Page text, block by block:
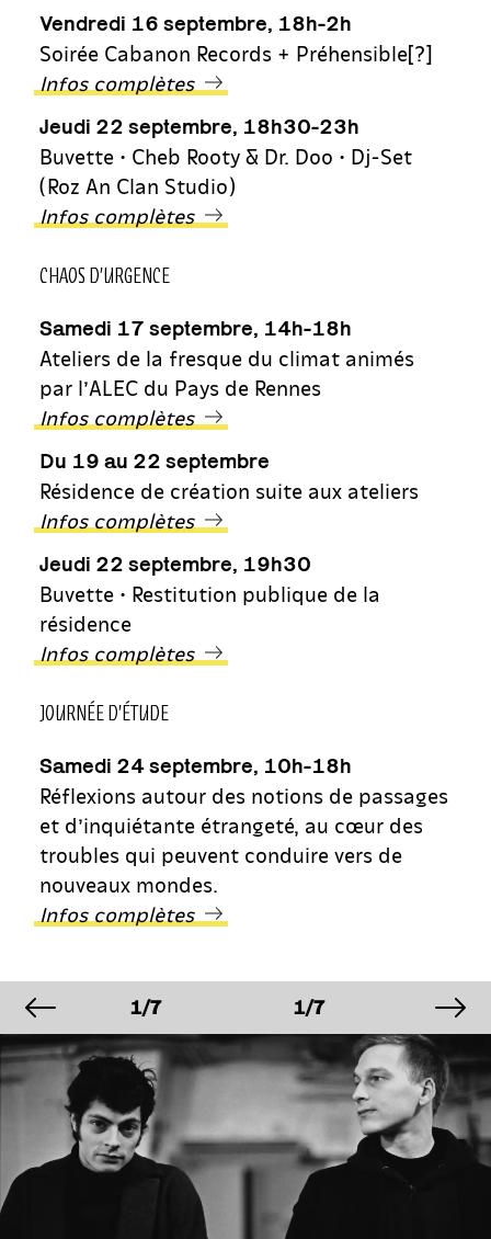
Vendredi 16 septembre, 18h-2h
Soirée Cabanon Records + Préhensible[?]
Infos complètes
Jeudi 22 septembre, 18h30-23h
Buvette • Cheb Rooty & Dr. Doo • Dj-Set
(Roz An Clan Studio)
Infos complètes
CHAOS D’URGENCE
Samedi 17 septembre, 14h-18h
Ateliers de la fresque du climat animés
par l’ALEC du Pays de Rennes
Infos complètes
Du 19 au 22 septembre
Résidence de création suite aux ateliers
Infos complètes
Jeudi 22 septembre, 19h30
Buvette • Restitution publique de la
résidence
Infos complètes
JOURNÉE D’ÉTUDE
Samedi 24 septembre, 10h-18h
Réflexions autour des notions de passages
et d’inquiétante étrangeté, au cœur des
troubles qui peuvent conduire vers de
nouveaux mondes.
Infos complètes
image précédente
IMAGE
1/7 IMAGE
1/7 1/7
IMAGE
1/7 IMAGE
1/7 1/7